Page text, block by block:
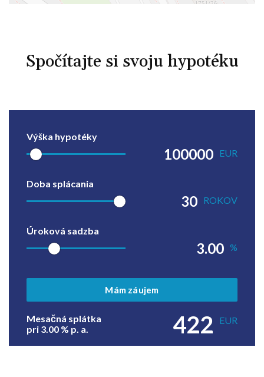
Spočítajte si svoju hypotéku
Výška hypotéky
EUR
Doba splácania
ROKOV
Úroková sadzba
%
Mám záujem
Mesačná splátka
pri 3.00 % p. a. 422 EUR